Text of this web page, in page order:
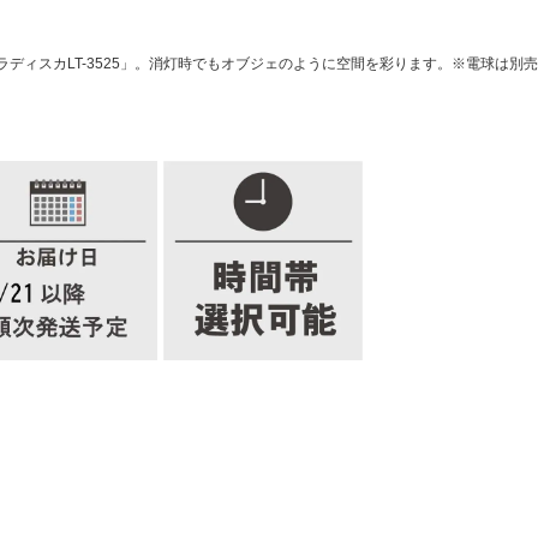
ィスカLT-3525」。消灯時でもオブジェのように空間を彩ります。※電球は別売